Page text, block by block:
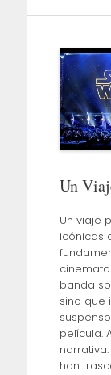
Un
Un viaje
icónicas
banda
sino que
película.
han